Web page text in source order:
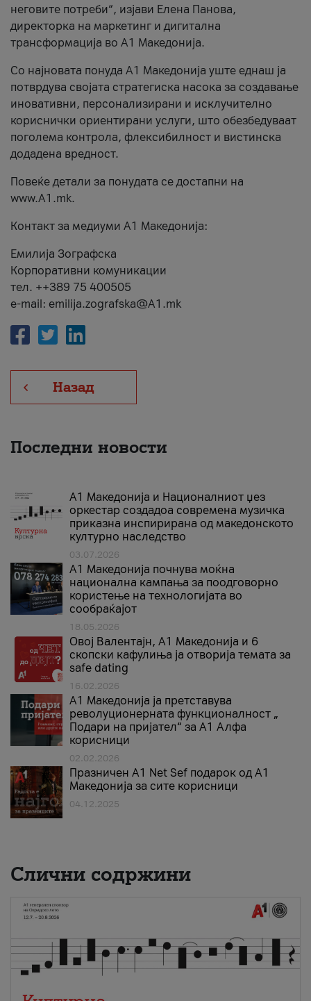
неговите потреби“, изјави Елена Панова,
директорка на маркетинг и дигитална
трансформација во А1 Македонија.
Со најновата понуда А1 Македонија уште еднаш ја
потврдува својата стратегиска насока за создавање
иновативни, персонализирани и исклучително
кориснички ориентирани услуги, што обезбедуваат
поголема контрола, флексибилност и вистинска
додадена вредност.
Повеќе детали за понудата се достапни на
www.А1.mk.
Контакт за медиуми А1 Македонија:
Емилија Зографска
Корпоративни комуникации
тел. ++389 75 400505
e-mail: emilija.zografska@A1.mk
Назад
Последни новости
А1 Македонија и Националниот џез
оркестар создадоа современа музичка
приказна инспирирана од македонското
културно наследство
03.07.2026
A1 Македонија почнува моќна
национална кампања за поодговорно
користење на технологијата во
сообраќајот
18.05.2026
Овој Валентајн, A1 Македонија и 6
скопски кафулиња ја отворија темата за
safe dating
16.02.2026
А1 Македонија ја претставува
револуционерната функционалност „
Подари на пријател“ за А1 Алфа
корисници
02.02.2026
Празничен A1 Net Sеf подарок од А1
Македонија за сите корисници
04.12.2025
Слични содржини